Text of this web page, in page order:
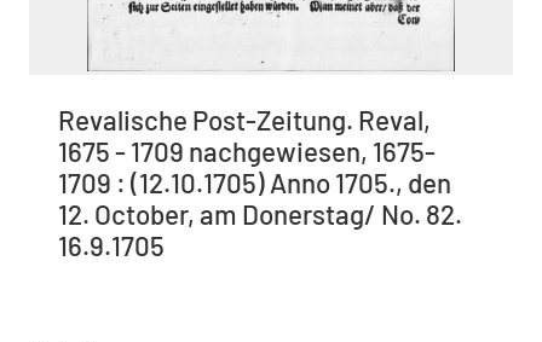
Revalische Post-Zeitung. Reval,
1675 - 1709 nachgewiesen, 1675-
1709 : (12.10.1705) Anno 1705., den
12. October, am Donerstag/ No. 82.
16.9.1705